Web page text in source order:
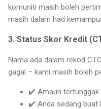
komuniti masih boleh
masih dalam had
3. Status Skor Kredit
Nama ada dalam rekod
gagal – kami masih boleh
✔️ Amaun tertunggak
✔️ Anda sedang buat